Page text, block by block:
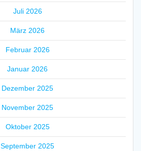
Juli 2026
März 2026
Februar 2026
Januar 2026
Dezember 2025
November 2025
Oktober 2025
September 2025